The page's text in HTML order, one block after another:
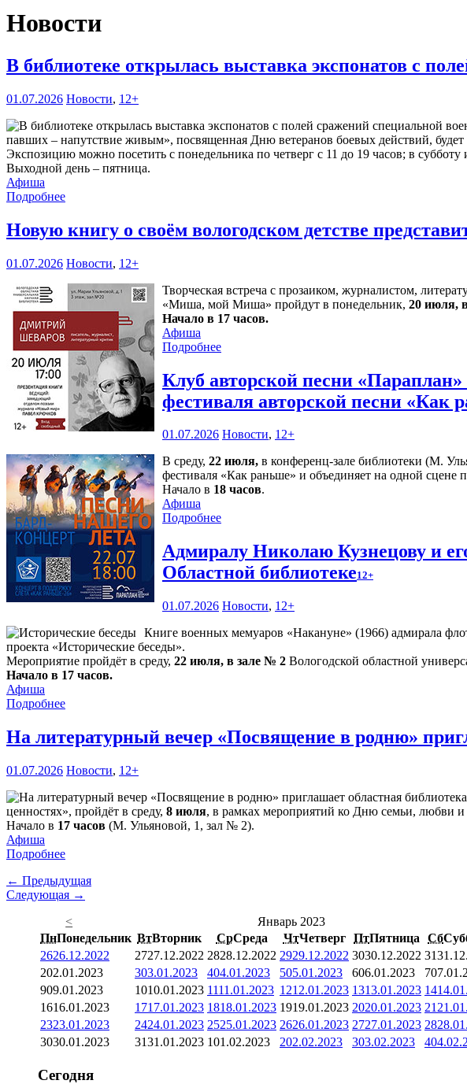
Новости
В библиотеке открылась выставка экспонатов с
01.07.2026 Новости, 12+
павших – напутствие живым», посвященная Дню ветеранов боевых действий,
Экспозицию можно посетить с понедельника по четверг с 11 до 19 часов; в субботу
Выходной день – пятница.
Афиша
Подробнее
Новую книгу о своём вологодском детстве
01.07.2026 Новости, 12+
Творческая встреча с прозаиком, журналистом,
«Миша, мой Миша» пройдут в понедельник, 20 июля,
Начало в 17 часов.
Афиша
Подробнее
Клуб авторской песни
фестиваля авторской песни «Как
01.07.2026 Новости, 12+
В среду, 22 июля, в конференц-зале библиотеки (М.
фестиваля «Как раньше» и объединяет на одной сцене
Начало в 18 часов.
Афиша
Подробнее
Адмиралу Николаю Кузнецову и
Областной библиотеке12+
01.07.2026 Новости, 12+
Книге военных мемуаров «Накануне» (1966) адмирала
проекта «Исторические беседы».
Мероприятие пройдёт в среду, 22 июля, в зале № 2 Вологодской областной
Начало в 17 часов.
Афиша
Подробнее
На литературный вечер «Посвящение в родню»
01.07.2026 Новости, 12+
ценностях», пройдёт в среду, 8 июля, в рамках мероприятий ко Дню семьи, любви и
Начало в 17 часов (М. Ульяновой, 1, зал № 2).
Афиша
Подробнее
← Предыдущая
Следующая →
<
Январь 2023
ПнПонедельник ВтВторник СрСреда ЧтЧетверг ПтПятница Сб
2626.12.2022 2727.12.2022 2828.12.2022 2929.12.2022 3030.12.2022 31
202.01.2023 303.01.2023 404.01.2023 505.01.2023 606.01.2023 7
909.01.2023 1010.01.2023 1111.01.2023 1212.01.2023 1313.01.2023 14
1616.01.2023 1717.01.2023 1818.01.2023 1919.01.2023 2020.01.2023 21
2323.01.2023 2424.01.2023 2525.01.2023 2626.01.2023 2727.01.2023 28
3030.01.2023 3131.01.2023 101.02.2023 202.02.2023 303.02.2023 4
Сегодня